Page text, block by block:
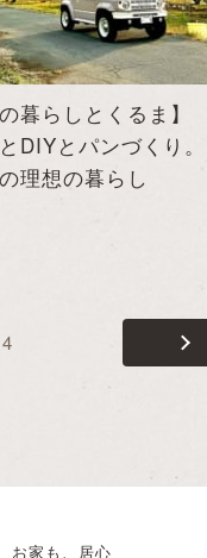
暮らしとくるま】
DIYとパンづくり。
理想の暮らし
4
お家も、居心